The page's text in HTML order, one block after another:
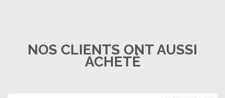
NOS CLIENTS ONT AUSSI
ACHETÉ